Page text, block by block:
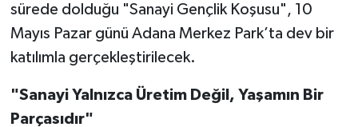
sürede dolduğu "Sanayi Gençlik Koşusu", 10
Mayıs Pazar günü Adana Merkez Park’ta dev bir
katılımla gerçekleştirilecek.
"Sanayi Yalnızca Üretim Değil, Yaşamın Bir
Parçasıdır"